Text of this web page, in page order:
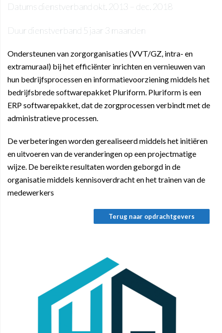
Datums dienstverbandokt. 2013 – dec. 2018
Duur dienstverband 5 jaar 3 maanden
Ondersteunen van zorgorganisaties (VVT/GZ, intra- en
extramuraal) bij het efficiënter inrichten en vernieuwen van
hun bedrijfsprocessen en informatievoorziening middels het
bedrijfsbrede softwarepakket Pluriform. Pluriform is een
ERP softwarepakket, dat de zorgprocessen verbindt met de
administratieve processen.
De verbeteringen worden gerealiseerd middels het initiëren
en uitvoeren van de veranderingen op een projectmatige
wijze. De bereikte resultaten worden geborgd in de
organisatie middels kennisoverdracht en het trainen van de
medewerkers
Terug naar opdrachtgevers